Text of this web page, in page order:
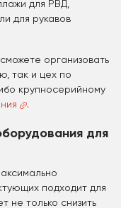
для РВД,
для рукавов
организовать
так и цех по
крупносерийному
.
для
подходит для
не только снизить